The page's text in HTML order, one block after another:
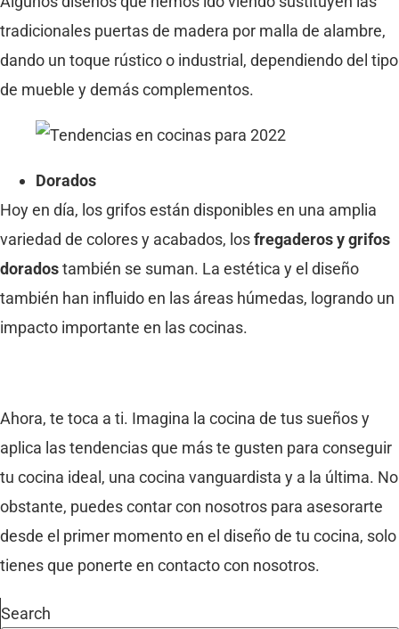
tradicionales puertas de madera por malla de alambre,
dando un toque rústico o industrial, dependiendo del tipo
de mueble y demás complementos.
Dorados
Hoy en día, los grifos están disponibles en una amplia
variedad de colores y acabados, losfregaderos y grifos
doradostambién se suman. La estética y el diseño
también han influido en las áreas húmedas, logrando un
impacto importante en las cocinas.
Ahora, te toca a ti. Imagina la cocina de tus sueños y
aplica las tendencias que más te gusten para conseguir
tu cocina ideal, una cocina vanguardista y a la última. No
obstante, puedes contar con nosotros para asesorarte
desde el primer momento en el diseño de tu cocina, solo
tienes que ponerte en contacto con nosotros.
Search